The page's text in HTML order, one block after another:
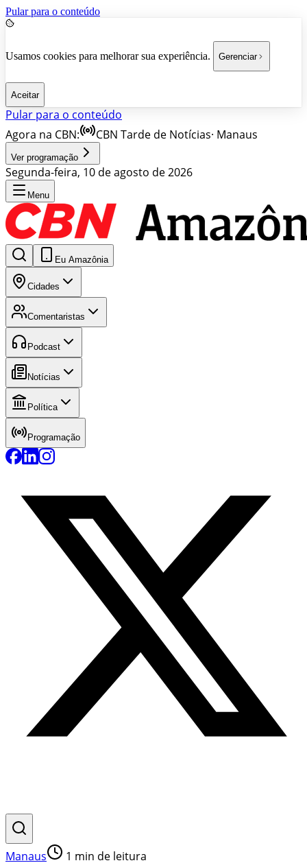
Pular para o conteúdo
Usamos cookies para melhorar sua experiência. Gerenciar
Aceitar
Pular para o conteúdo
Agora na CBN:
CBN Tarde de Notícias· Manaus
Ver programação
Segunda-feira, 10 de agosto de 2026
Menu
Eu Amazônia
Cidades
Comentaristas
Podcast
Notícias
Política
Programação
Manaus 1 min de leitura